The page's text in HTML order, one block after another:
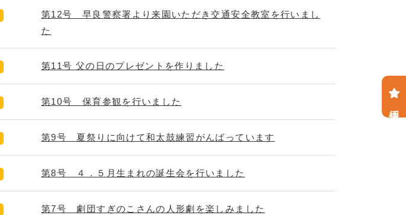
第12号 早良警察署より来園いただき交通安全教室を行いまし
た
第11号 父の日のプレゼントを作りました
第10号 保育参観を行いました
第9号 夏祭りに向けて和太鼓練習がんばっています
第8号 ４．５月生まれの誕生会を行いました
第7号 劇団すぎのこさんの人形劇を楽しみました